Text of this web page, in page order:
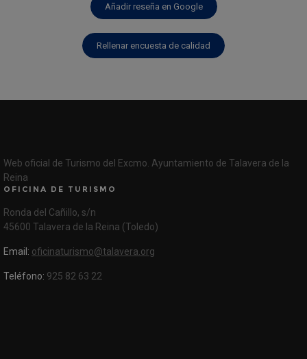
Añadir reseña en Google
Rellenar encuesta de calidad
Web oficial de Turismo del Excmo. Ayuntamiento de Talavera de la
Reina
OFICINA DE TURISMO
Ronda del Cañillo, s/n
45600 Talavera de la Reina (Toledo)
Email: oficinaturismo@talavera.org
Teléfono: 925 82 63 22